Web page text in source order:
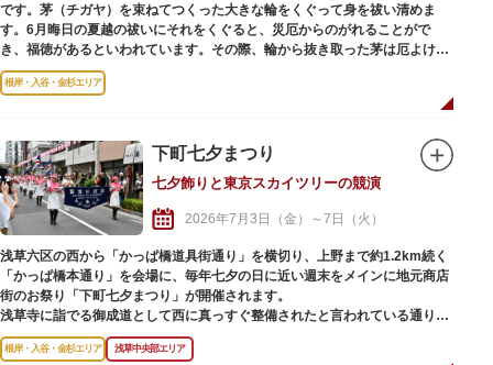
です。茅（チガヤ）を束ねてつくった大きな輪をくぐって身を祓い清めま
す。6月晦日の夏越の祓いにそれをくぐると、災厄からのがれることがで
き、福徳があるといわれています。その際、輪から抜き取った茅は厄よけに
なるといわれています。
根岸・入谷・金杉エリア
下町七夕まつり
七夕飾りと東京スカイツリーの競演
2026年7月3日（金）～7日（火）
浅草六区の西から「かっぱ橋道具街通り」を横切り、上野まで約1.2km続く
「かっぱ橋本通り」を会場に、毎年七夕の日に近い週末をメインに地元商店
街のお祭り「下町七夕まつり」が開催されます。
浅草寺に詣でる御成道として西に真っすぐ整備されたと言われている通りは
七夕飾りで彩られ、正面に見える東京スカイツリーとの競演を写真に収める
人も。
根岸・入谷・金杉エリア 浅草中央部エリア